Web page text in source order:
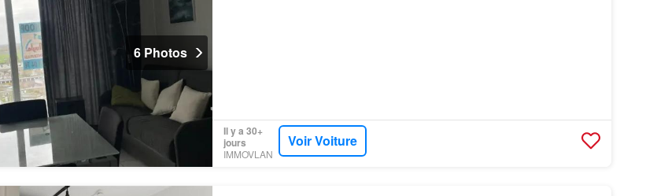
6 Photos
Il y a 30+
jours
IMMOVLAN
Voir Voiture